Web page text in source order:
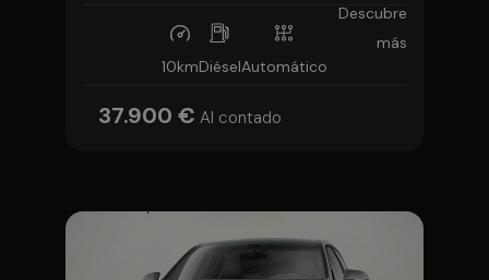
10kmDiéselAutomático
37.900 € Al contado
Descubre
más